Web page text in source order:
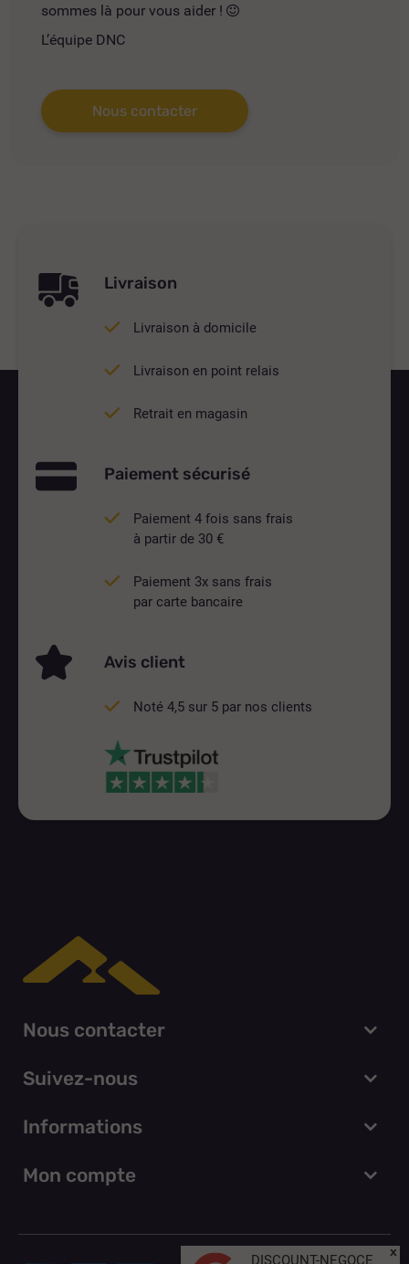
sommes là pour vous aider !
L’équipe DNC
Nous contacter
Livraison
Livraison à domicile
Livraison en point relais
Retrait en magasin
Paiement sécurisé
Paiement 4 fois sans frais
à partir de 30 €
Paiement 3x sans frais
par carte bancaire
Avis client
Noté 4,5 sur 5 par nos clients
Nous contacter
Suivez-nous
Informations
Mon compte
DISCOUNT-NEGOCE
x